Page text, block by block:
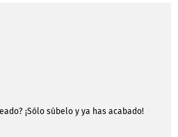
¡Sólo súbelo y ya has acabado!